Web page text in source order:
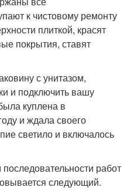
к чистовому ремонту
плиткой, красят
покрытия, ставят
с унитазом,
и подключить вашу
куплена в
и ждала своего
светило и включалось
работ
следующий.